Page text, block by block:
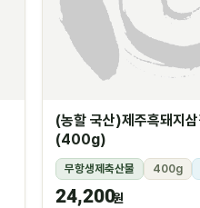
(농할 국산)제주흑돼지
(400g)
무항생제축산물 400g
24,200원